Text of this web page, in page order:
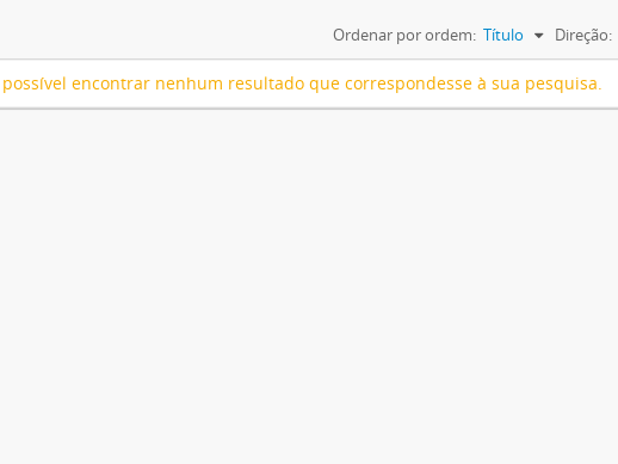
Ordenar por ordem: Título Direção:
encontrar nenhum resultado que correspondesse à sua pesquisa.